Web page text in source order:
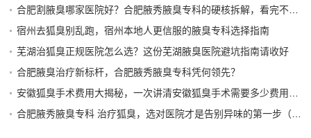
宿州去狐臭别乱跑，宿州本地人更信服的腋臭专科选择指南
芜湖治狐臭正规医院怎么选？这份芜湖腋臭医院避坑指南请收好
合肥腋臭治疗新标杆，合肥腋秀腋臭专科凭何领先？